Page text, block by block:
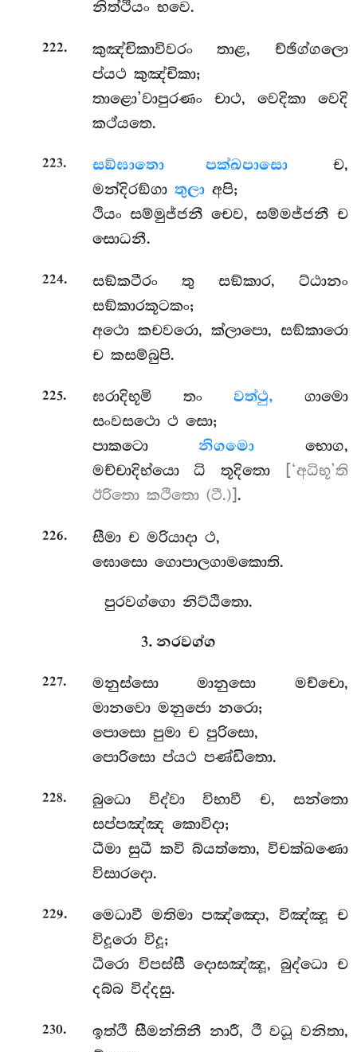
නිත්ථියං භවෙ.
222. කුඤ්චිකාවිවරංතාළ, ච්ඡිග්ගලො
ප්යථ කුඤ්චිකා;
තාළො’වාපුරණං චාථ, වෙදිකා වෙදි
කථ්යතෙ.
223. සඞ්ඝාතො පක්ඛපාසොච,
මන්දිරඞ්ගා තුලාඅපි;
ථියං සම්මුජ්ජනී චෙව, සම්මජ්ජනී ච
සොධනී.
224.
සඞ්කටීරං තු සඞ්කාර, ට්ඨානං
සඞ්කාරකූටකං;
අථො කචවරො, ක්ලාපො, සඞ්කාරො
ච කසම්බුපි.
225. ඝරාදිභූමි තං වත්ථු, ගාමො
සංවසථො ථ සො;
පාකටොනිගමො භොග,
මච්චාදිභ්යො ධි තූදිතො
[‘අධිභූ’ති
ඊරිතො කථිතො (ටී.)] .
226.
සීමා ච මරියාදා ථ,
ඝොසො ගොපාලගාමකොති.
පුරවග්ගො නිට්ඨිතො.
3. නරවග්ග
227.
මනුස්සො මානුසො මච්චො,
මානවො මනුජො නරො;
පොසො පුමා ච පුරිසො,
පොරිසො ප්යථ පණ්ඩිතො.
228.
බුධො විද්වා විභාවී ච, සන්තො
සප්පඤ්ඤ කොවිදා;
ධීමා සුධී කවි බ්යත්තො, විචක්ඛණො
විසාරදො.
229.
මෙධාවී මතිමා පඤ්ඤො, විඤ්ඤූ ච
විදූරො විදූ;
ධීරො විපස්සී දොසඤ්ඤූ, බුද්ධො ච
දබ්බ විද්දසු.
230.
ඉත්ථී සීමන්තිනී නාරී, ථී වධූ වනිතා,